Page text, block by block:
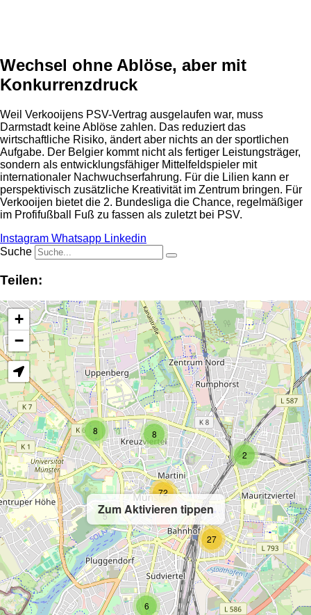
Wechsel ohne Ablöse, aber mit
Konkurrenzdruck
Weil Verkooijens PSV-Vertrag ausgelaufen war, muss
Darmstadt keine Ablöse zahlen. Das reduziert das
wirtschaftliche Risiko, ändert aber nichts an der sportlichen
Aufgabe. Der Belgier kommt nicht als fertiger Leistungsträger,
sondern als entwicklungsfähiger Mittelfeldspieler mit
internationaler Nachwuchserfahrung. Für die Lilien kann er
perspektivisch zusätzliche Kreativität im Zentrum bringen. Für
Verkooijen bietet die 2. Bundesliga die Chance, regelmäßiger
im Profifußball Fuß zu fassen als zuletzt bei PSV.
Instagram Whatsapp Linkedin
Suche
Teilen:
Zum Aktivieren tippen
2
8
6
8
27
5
72
+
−